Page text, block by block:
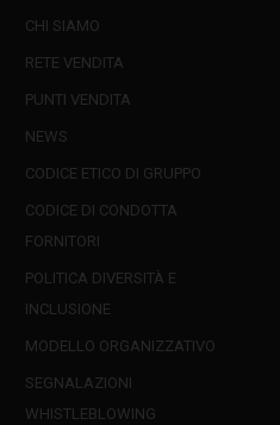
CHI SIAMO
RETE VENDITA
PUNTI VENDITA
NEWS
CODICE ETICO DI GRUPPO
CODICE DI CONDOTTA
FORNITORI
POLITICA DIVERSITÀ E
INCLUSIONE
MODELLO ORGANIZZATIVO
SEGNALAZIONI
WHISTLEBLOWING